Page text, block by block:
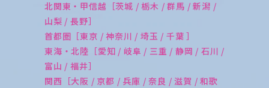
北関東・甲信越［茨城 / 栃木 / 群馬 / 新潟 /
山梨 / 長野］
首都圏［東京 / 神奈川 / 埼玉 / 千葉 ］
東海・北陸［愛知 / 岐阜 / 三重 / 静岡 / 石川 /
富山 / 福井］
関西［大阪 / 京都 / 兵庫 / 奈良 / 滋賀 / 和歌